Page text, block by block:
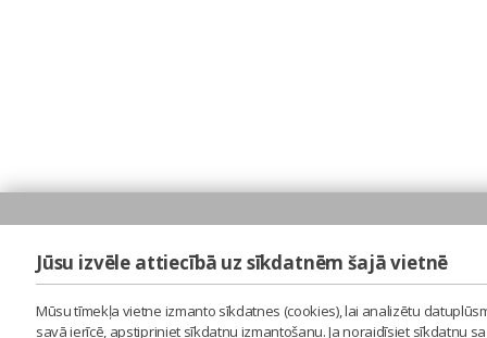
Jūsu izvēle attiecībā uz sīkdatnēm šajā vietnē
Mūsu tīmekļa vietne izmanto sīkdatnes (cookies), lai analizētu
savā ierīcē, apstipriniet sīkdatņu izmantošanu. Ja noraidīsiet sīkdatņu